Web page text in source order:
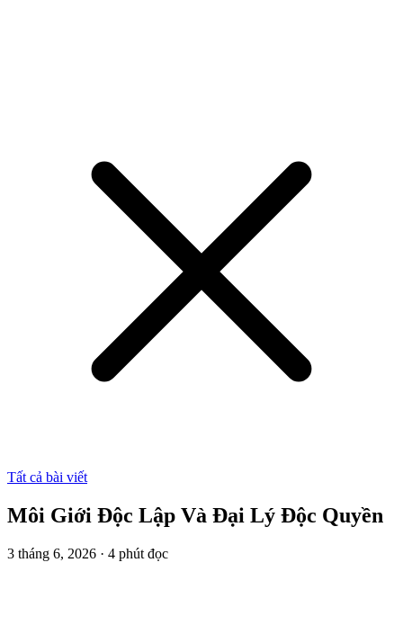
Tất cả bài viết
Môi Giới Độc Lập Và Đại Lý Độc Quyền
3 tháng 6, 2026 · 4 phút đọc